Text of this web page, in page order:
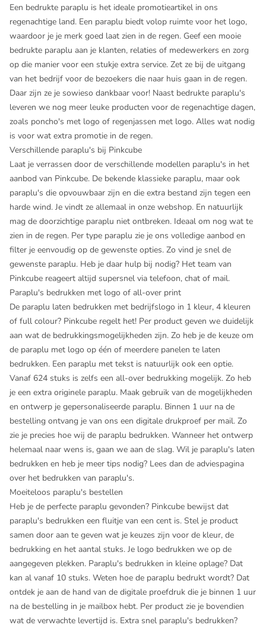
Een bedrukte paraplu is het ideale promotieartikel in ons
regenachtige land. Een paraplu biedt volop ruimte voor het logo,
waardoor je je merk goed laat zien in de regen. Geef een mooie
bedrukte paraplu aan je klanten, relaties of medewerkers en zorg
op die manier voor een stukje extra service. Zet ze bij de uitgang
van het bedrijf voor de bezoekers die naar huis gaan in de regen.
Daar zijn ze je sowieso dankbaar voor! Naast bedrukte paraplu's
leveren we nog meer leuke producten voor de regenachtige dagen,
zoals poncho's met logo of regenjassen met logo. Alles wat nodig
is voor wat extra promotie in de regen.
Verschillende paraplu's bij Pinkcube
Laat je verrassen door de verschillende modellen paraplu's in het
aanbod van Pinkcube. De bekende klassieke paraplu, maar ook
paraplu's die opvouwbaar zijn en die extra bestand zijn tegen een
harde wind. Je vindt ze allemaal in onze webshop. En natuurlijk
mag de doorzichtige paraplu niet ontbreken. Ideaal om nog wat te
zien in de regen. Per type paraplu zie je ons volledige aanbod en
filter je eenvoudig op de gewenste opties. Zo vind je snel de
gewenste paraplu. Heb je daar hulp bij nodig? Het team van
Pinkcube reageert altijd supersnel via telefoon, chat of mail.
Paraplu's bedrukken met logo of all-over print
De paraplu laten bedrukken met bedrijfslogo in 1 kleur, 4 kleuren
of full colour? Pinkcube regelt het! Per product geven we duidelijk
aan wat de bedrukkingsmogelijkheden zijn. Zo heb je de keuze om
de paraplu met logo op één of meerdere panelen te laten
bedrukken. Een paraplu met tekst is natuurlijk ook een optie.
Vanaf 624 stuks is zelfs een all-over bedrukking mogelijk. Zo heb
je een extra originele paraplu. Maak gebruik van de mogelijkheden
en ontwerp je gepersonaliseerde paraplu. Binnen 1 uur na de
bestelling ontvang je van ons een digitale drukproef per mail. Zo
zie je precies hoe wij de paraplu bedrukken. Wanneer het ontwerp
helemaal naar wens is, gaan we aan de slag. Wil je paraplu's laten
bedrukken en heb je meer tips nodig? Lees dan de adviespagina
over het bedrukken van paraplu's.
Moeiteloos paraplu's bestellen
Heb je de perfecte paraplu gevonden? Pinkcube bewijst dat
paraplu's bedrukken een fluitje van een cent is. Stel je product
samen door aan te geven wat je keuzes zijn voor de kleur, de
bedrukking en het aantal stuks. Je logo bedrukken we op de
aangegeven plekken. Paraplu's bedrukken in kleine oplage? Dat
kan al vanaf 10 stuks. Weten hoe de paraplu bedrukt wordt? Dat
ontdek je aan de hand van de digitale proefdruk die je binnen 1 uur
na de bestelling in je mailbox hebt. Per product zie je bovendien
wat de verwachte levertijd is. Extra snel paraplu's bedrukken?